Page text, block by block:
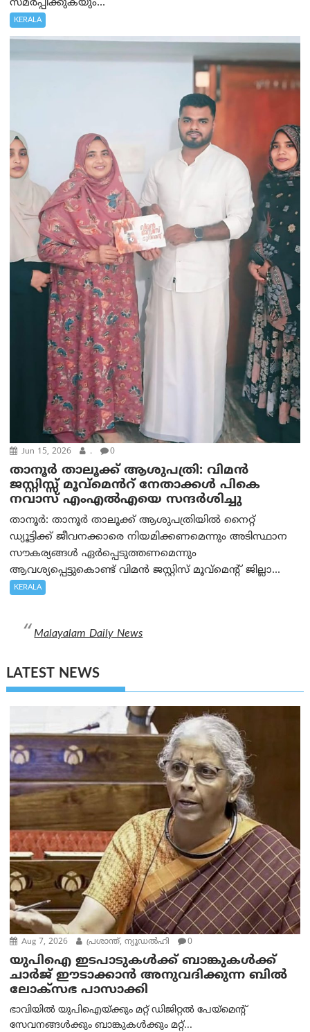
സമർപ്പിക്കുകയും...
KERALA
Jun 15, 2026 . 0
താനൂർ താലൂക്ക് ആശുപത്രി: വിമൻ
ജസ്റ്റിസ്സ് മൂവ്‌മെൻറ് നേതാക്കൾ പികെ
നവാസ് എംഎൽഎയെ സന്ദർശിച്ചു
താനൂർ: താനൂർ താലൂക്ക് ആശുപത്രിയിൽ നൈറ്റ്
ഡ്യൂട്ടിക്ക് ജീവനക്കാരെ നിയമിക്കണമെന്നും അടിസ്ഥാന
സൗകര്യങ്ങൾ ഏർപ്പെടുത്തണമെന്നും
ആവശ്യപ്പെട്ടുകൊണ്ട് വിമൻ ജസ്റ്റിസ് മൂവ്‌മെന്റ് ജില്ലാ...
KERALA
Malayalam Daily News
LATEST NEWS
Aug 7, 2026 പ്രശാന്ത്, ന്യൂഡല്‍ഹി 0
യുപിഐ ഇടപാടുകൾക്ക് ബാങ്കുകൾക്ക്
ചാർജ് ഈടാക്കാൻ അനുവദിക്കുന്ന ബിൽ
ലോക്‌സഭ പാസാക്കി
ഭാവിയിൽ യുപിഐയ്ക്കും മറ്റ് ഡിജിറ്റൽ പേയ്‌മെന്റ്
സേവനങ്ങൾക്കും ബാങ്കുകൾക്കും മറ്റ്...